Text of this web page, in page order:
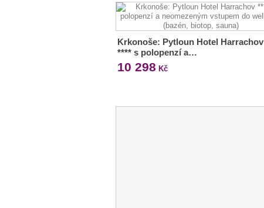
Krkonoše: Pytloun Hotel Harrachov
**** s polopenzí a…
10 298 Kč